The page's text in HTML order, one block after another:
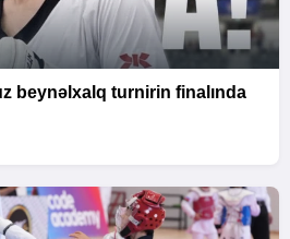
beynəlxalq turnirin finalında